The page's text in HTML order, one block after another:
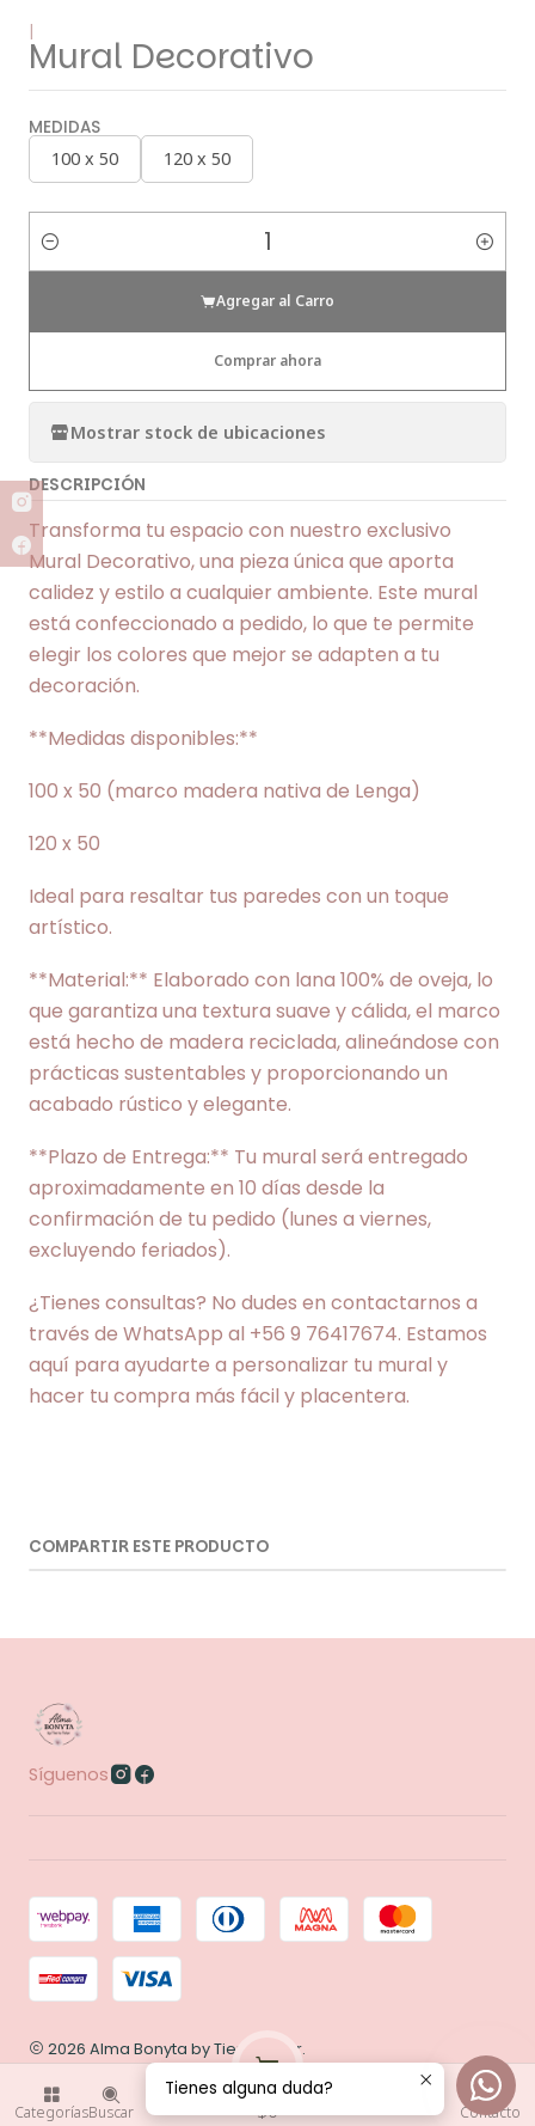
CategoríasBuscar
0
$0 Contacto
|
Mural Decorativo
MEDIDAS
100 x 50
120 x 50
Cantidad
Agregar al Carro
Comprar ahora
Mostrar stock de ubicaciones
DESCRIPCIÓN
Transforma tu espacio con nuestro exclusivo
Mural Decorativo, una pieza única que aporta
calidez y estilo a cualquier ambiente. Este mural
está confeccionado a pedido, lo que te permite
elegir los colores que mejor se adapten a tu
decoración.
**Medidas disponibles:**
100 x 50 (marco madera nativa de Lenga)
120 x 50
Ideal para resaltar tus paredes con un toque
artístico.
**Material:** Elaborado con lana 100% de oveja, lo
que garantiza una textura suave y cálida, el marco
está hecho de madera reciclada, alineándose con
prácticas sustentables y proporcionando un
acabado rústico y elegante.
**Plazo de Entrega:** Tu mural será entregado
aproximadamente en 10 días desde la
confirmación de tu pedido (lunes a viernes,
excluyendo feriados).
¿Tienes consultas? No dudes en contactarnos a
través de WhatsApp al +56 9 76417674. Estamos
aquí para ayudarte a personalizar tu mural y
hacer tu compra más fácil y placentera.
COMPARTIR ESTE PRODUCTO
Síguenos
2026 Alma Bonyta by Tierra Telar.
Todos los derechos reservados.
Desarrollado por
Jumpseller
Tienes alguna duda?